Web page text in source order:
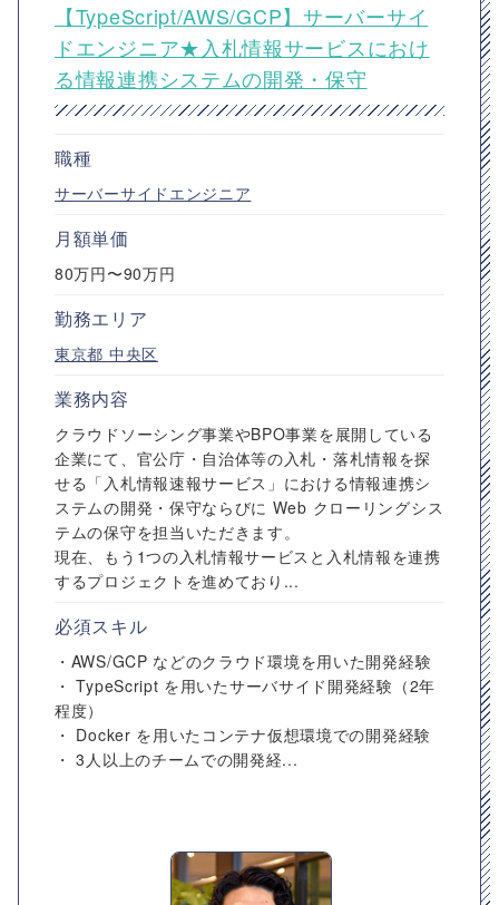
【TypeScript/AWS/GCP】サーバーサイ
ドエンジニア★入札情報サービスにおけ
る情報連携システムの開発・保守
職種
サーバーサイドエンジニア
月額単価
80万円〜90万円
勤務エリア
東京都 中央区
業務内容
クラウドソーシング事業やBPO事業を展開している
企業にて、官公庁・自治体等の入札・落札情報を探
せる「入札情報速報サービス」における情報連携シ
ステムの開発・保守ならびに Web クローリングシス
テムの保守を担当いただきます。
現在、もう1つの入札情報サービスと入札情報を連携
するプロジェクトを進めており...
必須スキル
・AWS/GCP などのクラウド環境を用いた開発経験
・ TypeScript を用いたサーバサイド開発経験（2年
程度）
・ Docker を用いたコンテナ仮想環境での開発経験
・ 3人以上のチームでの開発経...